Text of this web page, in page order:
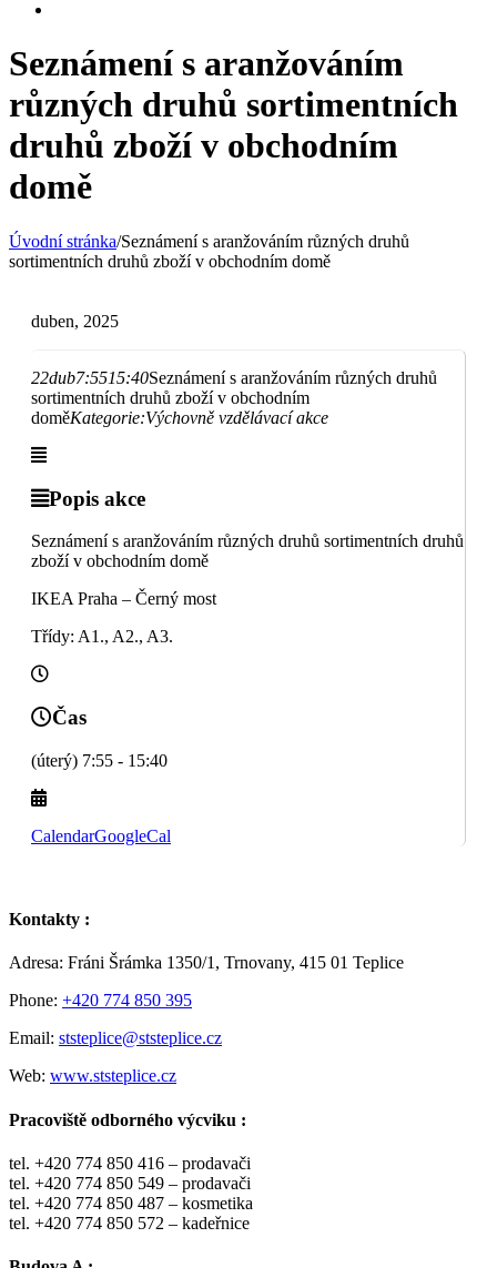
Seznámení s aranžováním
různých druhů sortimentních
druhů zboží v obchodním
domě
Úvodní stránka/Seznámení s aranžováním různých druhů
sortimentních druhů zboží v obchodním domě
duben, 2025
22dub7:5515:40Seznámení s aranžováním různých druhů
sortimentních druhů zboží v obchodním
doměKategorie:Výchovně vzdělávací akce
Popis akce
Seznámení s aranžováním různých druhů sortimentních druhů
zboží v obchodním domě
IKEA Praha – Černý most
Třídy: A1., A2., A3.
Čas
(úterý) 7:55 - 15:40
CalendarGoogleCal
Kontakty :
Adresa: Fráni Šrámka 1350/1, Trnovany, 415 01 Teplice
Phone: +420 774 850 395
Email: ststeplice@ststeplice.cz
Web: www.ststeplice.cz
Pracoviště odborného výcviku :
tel. +420 774 850 416 – prodavači
tel. +420 774 850 549 – prodavači
tel. +420 774 850 487 – kosmetika
tel. +420 774 850 572 – kadeřnice